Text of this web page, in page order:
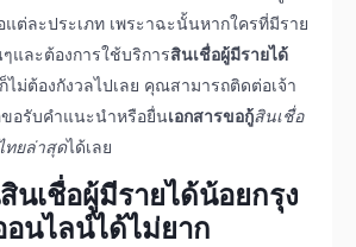
แต่ละประเภท เพระาฉะนั้นหากใครที่มีราย
และต้องการใช้บริการสินเชื่อผู้มีรายได้
ก็ไม่ต้องกังวลไปเลย คุณสามารถติดต่อเจ้า
อรับคำแนะนำหรือยื่นเอกสารขอกู้สินเชื่อ
ทยล่าสุดได้เลย
สินเชื่อผู้มีรายได้น้อยกรุง
อนไลน์ได้ไม่ยาก